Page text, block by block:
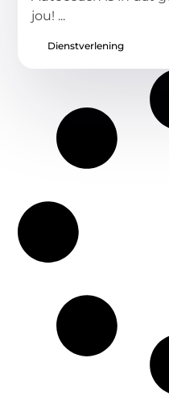
jou! ...
Dienstverlening